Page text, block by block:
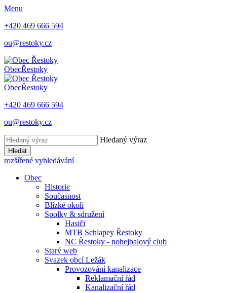
Menu
+420 469 666 594
ou@restoky.cz
ObecŘestoky
ObecŘestoky
+420 469 666 594
ou@restoky.cz
Hledaný výraz
Hledat
rozšířené vyhledávání
Obec
Historie
Současnost
Blízké okolí
Spolky & sdružení
Hasiči
MTB Schlapey Řestoky
NC Řestoky - nohejbalový club
Starý web
Svazek obcí Ležák
Provozování kanalizace
Reklamační řád
Kanalizační řád